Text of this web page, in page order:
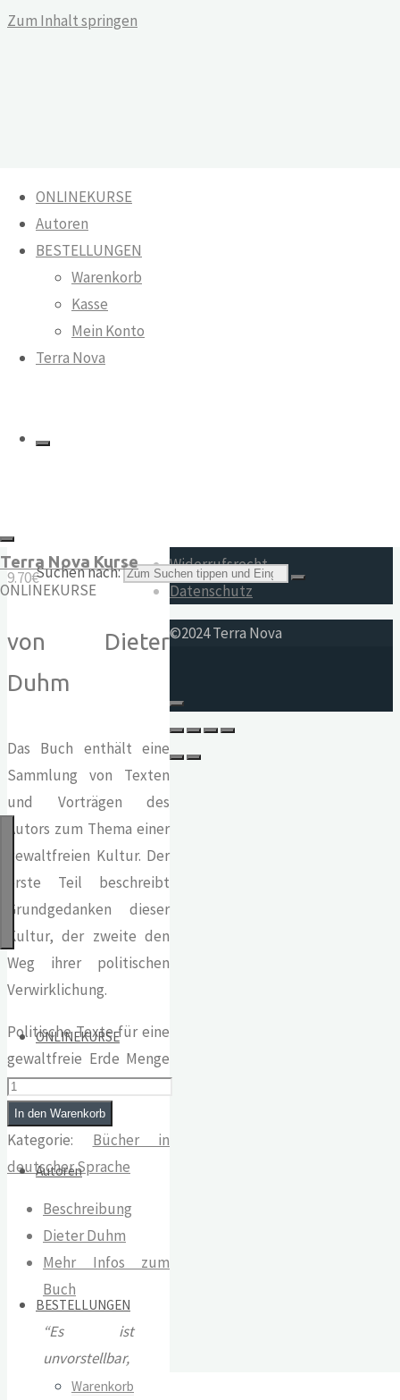
Zum Inhalt springen
ONLINEKURSE
Autoren
BESTELLUNGEN
Warenkorb
Kasse
Mein Konto
Terra Nova
Suchen nach:
Terra Nova Kurse
ONLINEKURSE
ONLINEKURSE
Autoren
BESTELLUNGEN
Warenkorb
Politische Texte für eine gewaltfreie
Erde
Texte für eine
9.70€
von Dieter
Duhm
Das Buch enthält eine
Sammlung von Texten
und Vorträgen des
Autors zum Thema einer
gewaltfreien Kultur. Der
erste Teil beschreibt
Grundgedanken dieser
Kultur, der zweite den
Weg ihrer politischen
Verwirklichung.
Politische Texte für eine
gewaltfreie Erde Menge
In den Warenkorb
Kategorie: Bücher in
deutscher Sprache
Beschreibung
Dieter Duhm
Mehr Infos zum
Buch
“Es ist
unvorstellbar,
was Menschen
Widerrufsrecht
Datenschutz
©2024 Terra Nova